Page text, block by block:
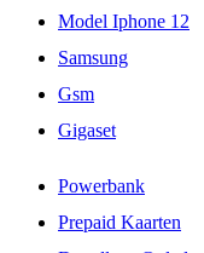
Model Iphone 12
Samsung
Gsm
Gigaset
Powerbank
Prepaid Kaarten